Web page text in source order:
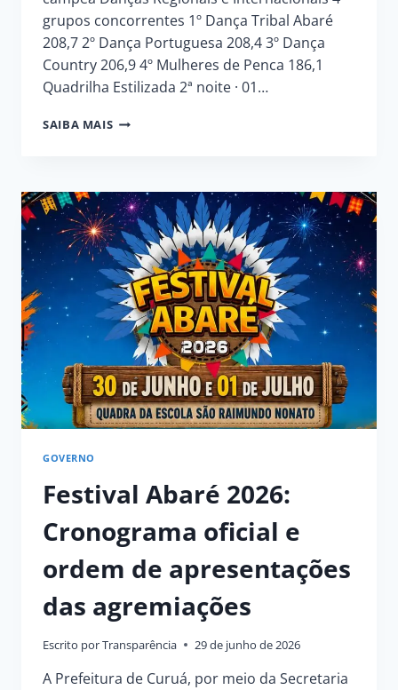
grupos concorrentes 1º Dança Tribal Abaré
208,7 2º Dança Portuguesa 208,4 3º Dança
Country 206,9 4º Mulheres de Penca 186,1
Quadrilha Estilizada 2ª noite · 01…
SAIBA MAISRESULTADO
JULGADAS
PELO
CORPO
DE
JURADOS
GOVERNO
Festival Abaré 2026:
Cronograma oficial e
ordem de apresentações
das agremiações
Escrito porTransparência 29 de junho de 2026
A Prefeitura de Curuá, por meio da Secretaria